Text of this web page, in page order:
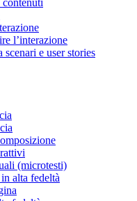
l’interazione
e user stories
(microtesti)
alta fedeltà